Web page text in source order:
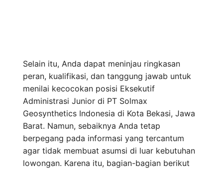
Selain itu, Anda dapat meninjau ringkasan
peran, kualifikasi, dan tanggung jawab untuk
menilai kecocokan posisi Eksekutif
Administrasi Junior di PT Solmax
Geosynthetics Indonesia di Kota Bekasi, Jawa
Barat. Namun, sebaiknya Anda tetap
berpegang pada informasi yang tercantum
agar tidak membuat asumsi di luar kebutuhan
lowongan. Karena itu, bagian-bagian berikut